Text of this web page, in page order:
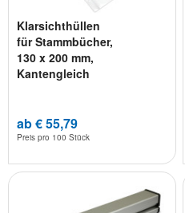
Klarsichthüllen
für Stammbücher,
130 x 200 mm,
Kantengleich
ab € 55,79
Preis pro 100 Stück